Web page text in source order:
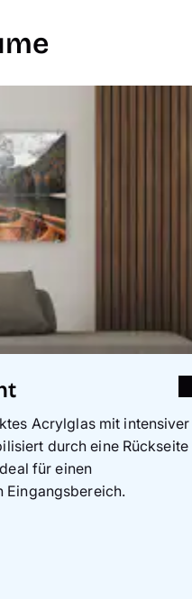
Acrylglas mit intensiver
durch eine Rückseite
für einen
Eingangsbereich.